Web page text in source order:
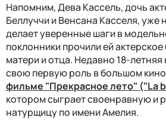
Напомним, Дева Кассель, дочь
Беллуччи и Венсана Касселя, уже
делает уверенные шаги в
поклонники прочили ей
матери и отца. Недавно 18-
свою первую роль в большом
фильме "Прекрасное лето" ("La
котором сыграет своенравную и
натурщицу по имени Амелия.